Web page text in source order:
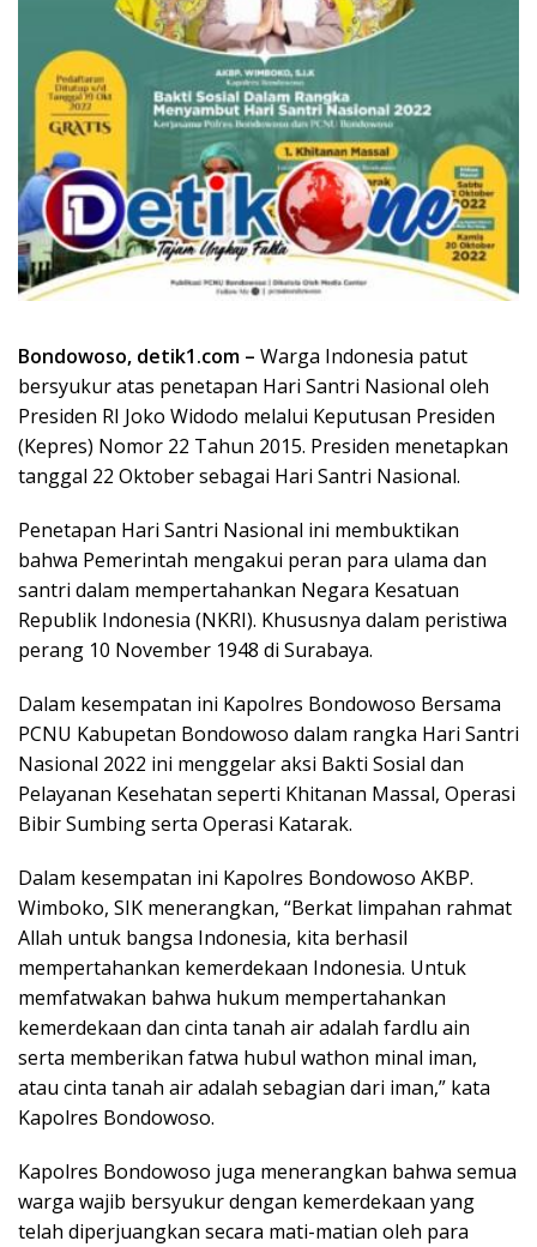
Bondowoso, detik1.com – Warga Indonesia patut
bersyukur atas penetapan Hari Santri Nasional oleh
Presiden RI Joko Widodo melalui Keputusan Presiden
(Kepres) Nomor 22 Tahun 2015. Presiden menetapkan
tanggal 22 Oktober sebagai Hari Santri Nasional.
Penetapan Hari Santri Nasional ini membuktikan
bahwa Pemerintah mengakui peran para ulama dan
santri dalam mempertahankan Negara Kesatuan
Republik Indonesia (NKRI). Khususnya dalam peristiwa
perang 10 November 1948 di Surabaya.
Dalam kesempatan ini Kapolres Bondowoso Bersama
PCNU Kabupetan Bondowoso dalam rangka Hari Santri
Nasional 2022 ini menggelar aksi Bakti Sosial dan
Pelayanan Kesehatan seperti Khitanan Massal, Operasi
Bibir Sumbing serta Operasi Katarak.
Dalam kesempatan ini Kapolres Bondowoso AKBP.
Wimboko, SIK menerangkan, “Berkat limpahan rahmat
Allah untuk bangsa Indonesia, kita berhasil
mempertahankan kemerdekaan Indonesia. Untuk
memfatwakan bahwa hukum mempertahankan
kemerdekaan dan cinta tanah air adalah fardlu ain
serta memberikan fatwa hubul wathon minal iman,
atau cinta tanah air adalah sebagian dari iman,” kata
Kapolres Bondowoso.
Kapolres Bondowoso juga menerangkan bahwa semua
warga wajib bersyukur dengan kemerdekaan yang
telah diperjuangkan secara mati-matian oleh para